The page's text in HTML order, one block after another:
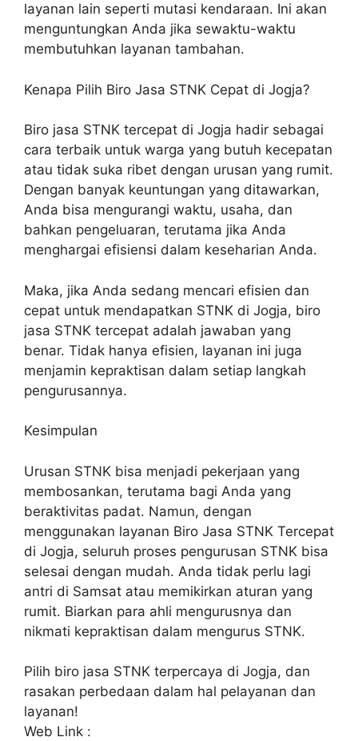
layanan lain seperti mutasi kendaraan. Ini akan
menguntungkan Anda jika sewaktu-waktu
membutuhkan layanan tambahan.
Kenapa Pilih Biro Jasa STNK Cepat di Jogja?
Biro jasa STNK tercepat di Jogja hadir sebagai
cara terbaik untuk warga yang butuh kecepatan
atau tidak suka ribet dengan urusan yang rumit.
Dengan banyak keuntungan yang ditawarkan,
Anda bisa mengurangi waktu, usaha, dan
bahkan pengeluaran, terutama jika Anda
menghargai efisiensi dalam keseharian Anda.
Maka, jika Anda sedang mencari efisien dan
cepat untuk mendapatkan STNK di Jogja, biro
jasa STNK tercepat adalah jawaban yang
benar. Tidak hanya efisien, layanan ini juga
menjamin kepraktisan dalam setiap langkah
pengurusannya.
Kesimpulan
Urusan STNK bisa menjadi pekerjaan yang
membosankan, terutama bagi Anda yang
beraktivitas padat. Namun, dengan
menggunakan layanan Biro Jasa STNK Tercepat
di Jogja, seluruh proses pengurusan STNK bisa
selesai dengan mudah. Anda tidak perlu lagi
antri di Samsat atau memikirkan aturan yang
rumit. Biarkan para ahli mengurusnya dan
nikmati kepraktisan dalam mengurus STNK.
Pilih biro jasa STNK terpercaya di Jogja, dan
rasakan perbedaan dalam hal pelayanan dan
layanan!
Web Link :